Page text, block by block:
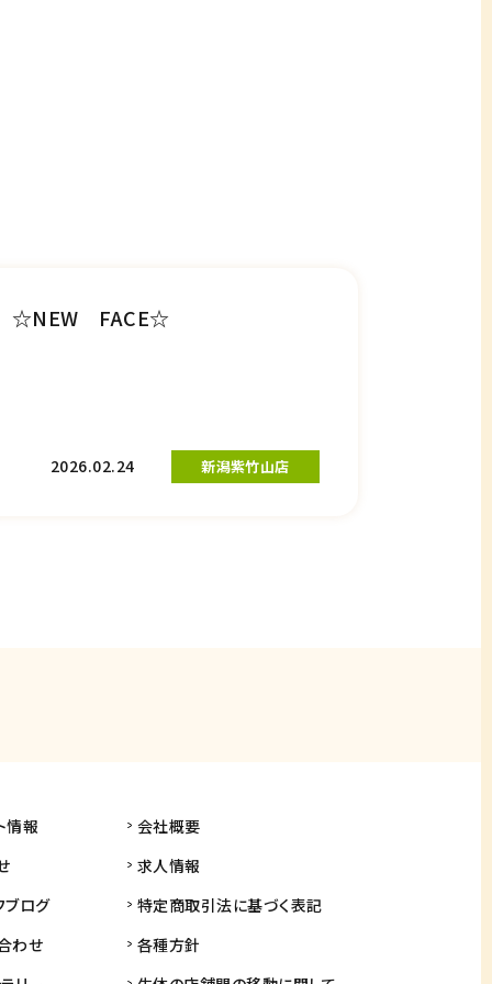
☆NEW FACE☆
2026.02.24 新潟紫竹山店
情報
ブログ
わせ
会社概要
求人情報
特定商取引法に基づく表記
各種方針